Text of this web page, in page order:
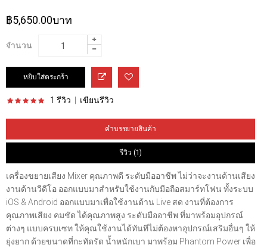
฿5,650.00บาท
จำนวน
1 รีวิว เขียนรีวิว
คำบรรยายสินค้า
รีวิว (1)
เครื่องขยายเสียง Mixer คุณภาพดี ระดับมืออาชีพ ไม่ว่าจะงานด้านเสียง
งานด้านวีดีโอ ออกแบบมาสำหรับใช้งานกับมือถือสมาร์ทโฟน ทั้งระบบ
iOS & Android ออกแบบมาเพื่อใช้งานด้าน Live สด งานที่ต้องการ
คุณภาพเสียง คมชัด ได้คุณภาพสูง ระดับมืออาชีพ ที่มาพร้อมอุปกรณ์
ต่างๆ แบบครบเซท ให้คุณใช้งานได้ทันทีไม่ต้องหาอุปกรณ์เสริมอื่นๆ ให้
ยุ่งยาก ด้วยขนาดที่กะทัดรัด น้ำหนักเบา มาพร้อม Phantom Power เพื่อ